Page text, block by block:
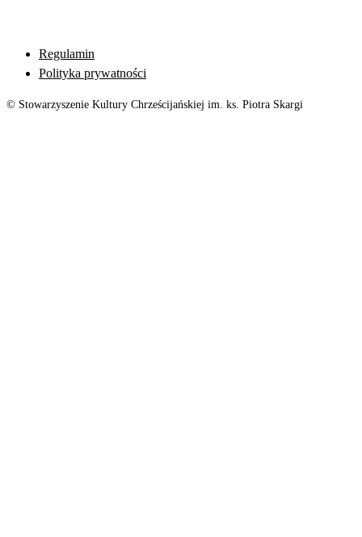
Regulamin
Polityka prywatności
© Stowarzyszenie Kultury Chrześcijańskiej im. ks. Piotra Skargi